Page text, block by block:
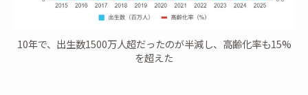
10年で、出生数1500万人超だったのが半減し、高齢化率も15%
を超えた